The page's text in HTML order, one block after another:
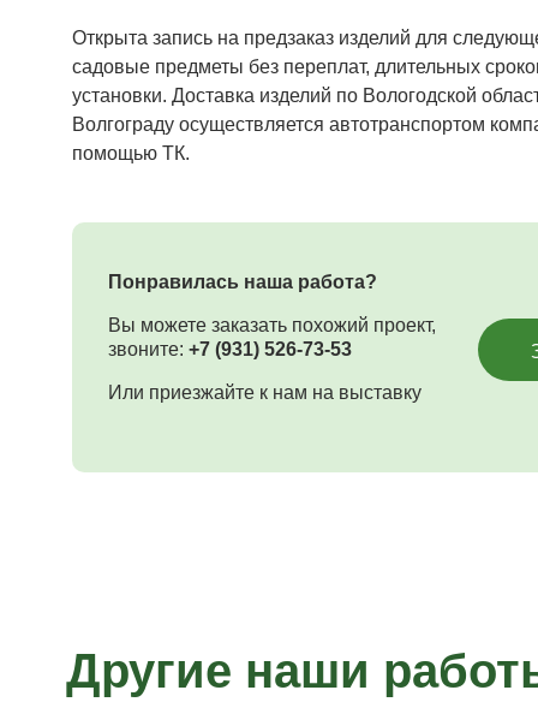
Открыта запись на предзаказ изделий для
садовые предметы без переплат, длительных
установки. Доставка изделий по Вологодской
Волгограду осуществляется автотранспортом
помощью ТК.
Понравилась наша работа?
Вы можете заказать похожий проект,
звоните: +7 (931) 526-73-53
Или приезжайте к нам на выставку
Другие наши